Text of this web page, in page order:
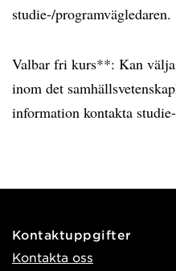
studie-/programvägledaren.
Valbar fri kurs**: Kan
inom det
information kontakta
Kontaktuppgifter
Kontakta oss